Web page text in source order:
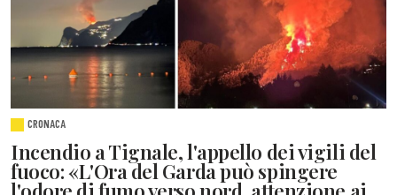
CRONACA
Incendio a Tignale, l'appello dei vigili del
fuoco: «L'Ora del Garda può spingere